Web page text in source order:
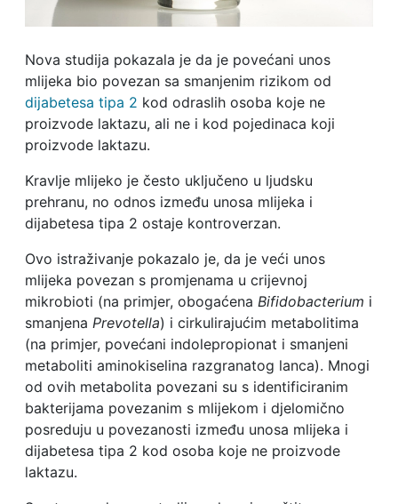
Nova studija pokazala je da je povećani unos
mlijeka bio povezan sa smanjenim rizikom od
dijabetesa tipa 2 kod odraslih osoba koje ne
proizvode laktazu, ali ne i kod pojedinaca koji
proizvode laktazu.
Kravlje mlijeko je često uključeno u ljudsku
prehranu, no odnos između unosa mlijeka i
dijabetesa tipa 2 ostaje kontroverzan.
Ovo istraživanje pokazalo je, da je veći unos
mlijeka povezan s promjenama u crijevnoj
mikrobioti (na primjer, obogaćena Bifidobacterium i
smanjena Prevotella) i cirkulirajućim metabolitima
(na primjer, povećani indolepropionat i smanjeni
metaboliti aminokiselina razgranatog lanca). Mnogi
od ovih metabolita povezani su s identificiranim
bakterijama povezanim s mlijekom i djelomično
posreduju u povezanosti između unosa mlijeka i
dijabetesa tipa 2 kod osoba koje ne proizvode
laktazu.